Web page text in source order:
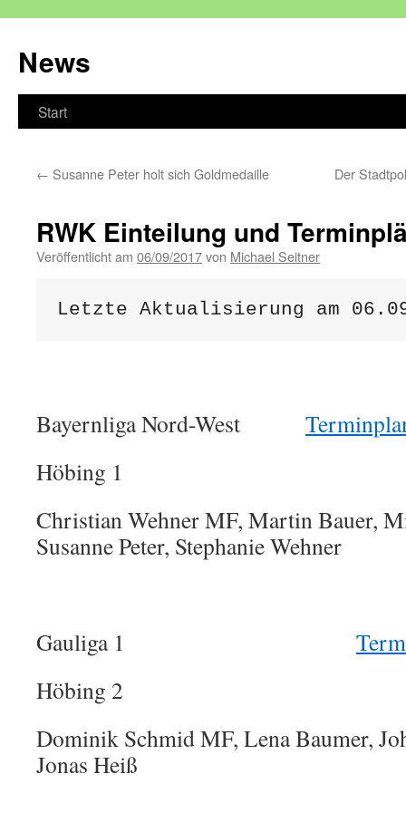
springen
News
Start
← Susanne Peter holt sich Goldmedaille Der
RWK Einteilung und
Veröffentlicht am 06/09/2017von Michael Seitner
Letzte Aktualisierung am
Bayernliga Nord-West
Höbing 1
Christian Wehner MF, Martin Bauer,
Susanne Peter, Stephanie Wehner
Gauliga 1
Höbing 2
Dominik Schmid MF, Lena Baumer,
Jonas Heiß